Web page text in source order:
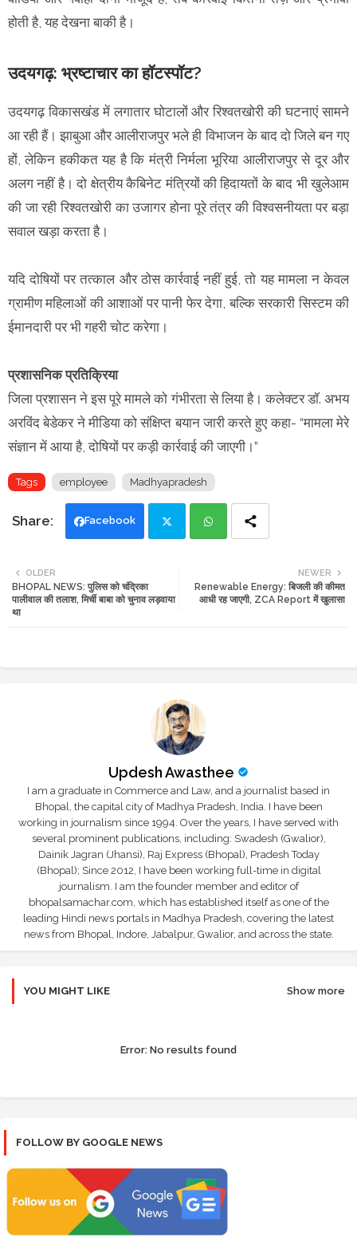
होती है, यह देखना बाकी है।
उदयगढ़: भ्रष्टाचार का हॉटस्पॉट?
उदयगढ़ विकासखंड में लगातार घोटालों और रिश्वतखोरी की घटनाएं सामने
आ रही हैं। झाबुआ और आलीराजपुर भले ही विभाजन के बाद दो जिले बन गए
हों, लेकिन हकीकत यह है कि मंत्री निर्मला भूरिया आलीराजपुर से दूर और
अलग नहीं है। दो क्षेत्रीय कैबिनेट मंत्रियों की हिदायतों के बाद भी खुलेआम
की जा रही रिश्वतखोरी का उजागर होना पूरे तंत्र की विश्वसनीयता पर बड़ा
सवाल खड़ा करता है।
यदि दोषियों पर तत्काल और ठोस कार्रवाई नहीं हुई, तो यह मामला न केवल
ग्रामीण महिलाओं की आशाओं पर पानी फेर देगा, बल्कि सरकारी सिस्टम की
ईमानदारी पर भी गहरी चोट करेगा।
प्रशासनिक प्रतिक्रिया
जिला प्रशासन ने इस पूरे मामले को गंभीरता से लिया है। कलेक्टर डॉ. अभय
अरविंद बेडेकर ने मीडिया को संक्षिप्त बयान जारी करते हुए कहा- “मामला मेरे
संज्ञान में आया है, दोषियों पर कड़ी कार्रवाई की जाएगी।”
Tags employee Madhyapradesh
Facebook
ats
NEWER
Renewable Energy: बिजली की कीमत
आधी रह जाएगी, ZCA Report में खुलासा
OLDER
BHOPAL NEWS: पुलिस को चंद्रिका
पालीवाल की तलाश, मिर्ची बाबा को चुनाव लड़वाया
था
Updesh Awasthee
I am a graduate in Commerce and Law, and a journalist based in
Bhopal, the capital city of Madhya Pradesh, India. I have been
working in journalism since 1994. Over the years, I have served with
several prominent publications, including: Swadesh (Gwalior),
Dainik Jagran (Jhansi), Raj Express (Bhopal), Pradesh Today
(Bhopal); Since 2012, I have been working full-time in digital
journalism. I am the founder member and editor of
bhopalsamachar.com, which has established itself as one of the
leading Hindi news portals in Madhya Pradesh, covering the latest
news from Bhopal, Indore, Jabalpur, Gwalior, and across the state.
YOU MIGHT LIKE Show more
Error: No results found
FOLLOW BY GOOGLE NEWS